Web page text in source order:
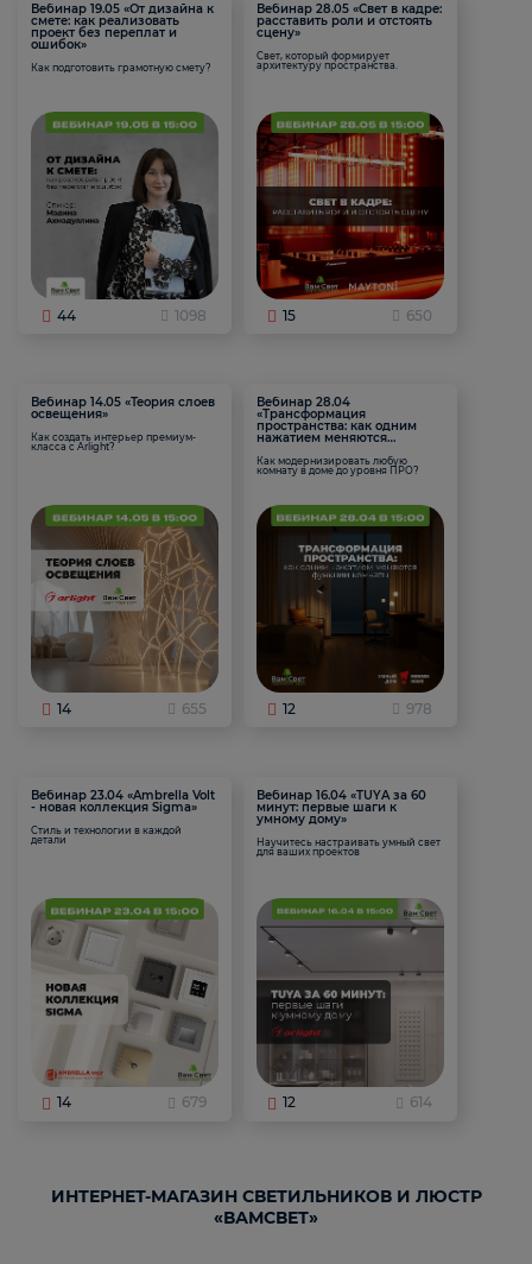
Вебинар 19.05 «От дизайна к
смете: как реализовать
проект без переплат и
ошибок»
Как подготовить грамотную смету?
44 1098
Вебинар 28.05 «Свет в кадре:
расставить роли и отстоять
сцену»
Свет, который формирует
архитектуру пространства.
15 650
Вебинар 14.05 «Теория слоев
освещения»
Как создать интерьер премиум-
класса с Arlight?
14 655
Вебинар 28.04
«Трансформация
пространства: как одним
нажатием меняются
Как модернизировать любую
комнату в доме до уровня ПРО?
12 978
Вебинар 23.04 «Ambrella Volt
- новая коллекция Sigma»
Стиль и технологии в каждой
детали
14 679
Вебинар 16.04 «TUYA за 60
минут: первые шаги к
умному дому»
Научитесь настраивать умный свет
для ваших проектов
12 614
ИНТЕРНЕТ-МАГАЗИН СВЕТИЛЬНИКОВ И ЛЮСТР
«ВАМСВЕТ»